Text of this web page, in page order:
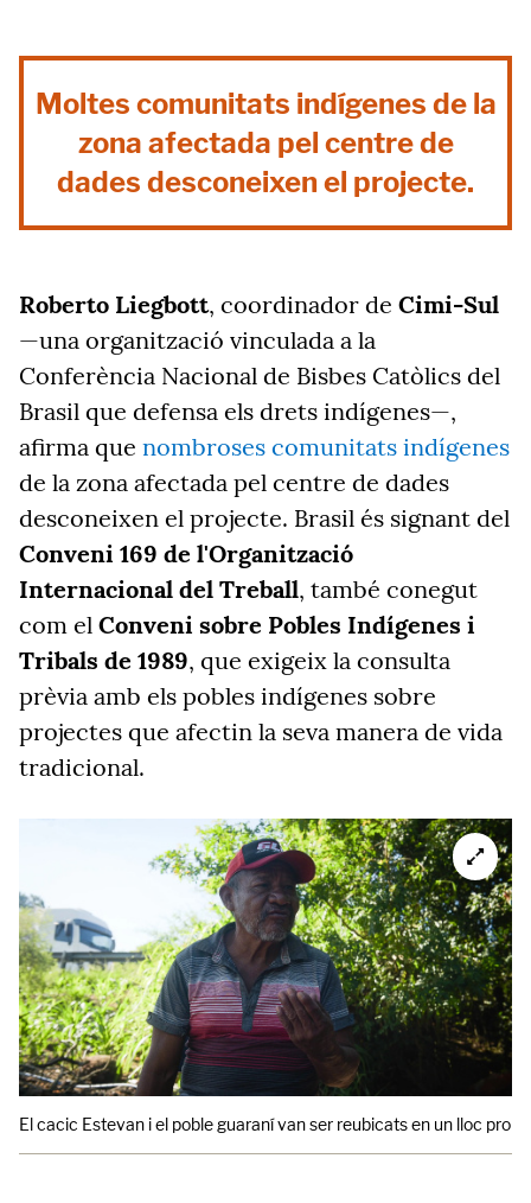
Moltes comunitats indígenes de la
zona afectada pel centre de
dades desconeixen el projecte.
Roberto Liegbott, coordinador de Cimi-Sul
—una organització vinculada a la
Conferència Nacional de Bisbes Catòlics del
Brasil que defensa els drets indígenes—,
afirma que nombroses comunitats indígenes
de la zona afectada pel centre de dades
desconeixen el projecte. Brasil és signant del
Conveni 169 de l'Organització
Internacional del Treball, també conegut
com el Conveni sobre Pobles Indígenes i
Tribals de 1989, que exigeix la consulta
prèvia amb els pobles indígenes sobre
projectes que afectin la seva manera de vida
tradicional.
El cacic Estevan i el poble guaraní van ser reubicats en un lloc